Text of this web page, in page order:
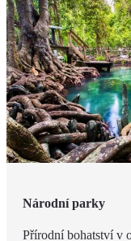
Národní parky
Přírodní bohatství v